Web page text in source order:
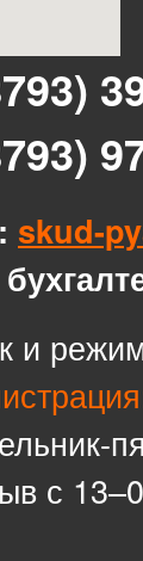
skud-
и
с